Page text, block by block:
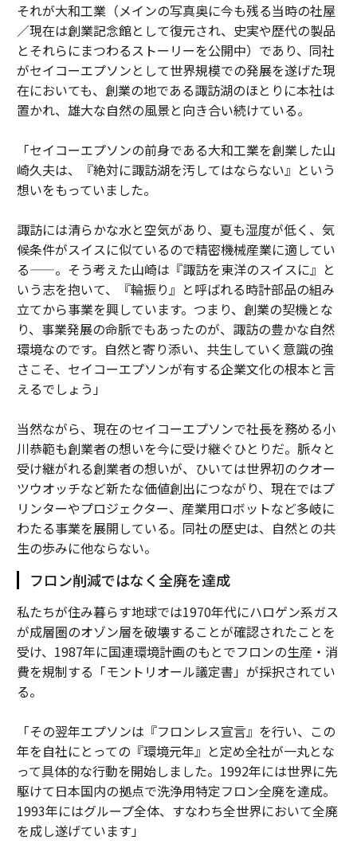
それが大和工業（メインの写真奥に今も残る当時の社屋
／現在は創業記念館として復元され、史実や歴代の製品
とそれらにまつわるストーリーを公開中）であり、同社
がセイコーエプソンとして世界規模での発展を遂げた現
在においても、創業の地である諏訪湖のほとりに本社は
置かれ、雄大な自然の風景と向き合い続けている。
「セイコーエプソンの前身である大和工業を創業した山
崎久夫は、『絶対に諏訪湖を汚してはならない』という
想いをもっていました。
諏訪には清らかな水と空気があり、夏も湿度が低く、気
候条件がスイスに似ているので精密機械産業に適してい
る——。そう考えた山崎は『諏訪を東洋のスイスに』と
いう志を抱いて、『輪振り』と呼ばれる時計部品の組み
立てから事業を興しています。つまり、創業の契機とな
り、事業発展の命脈でもあったのが、諏訪の豊かな自然
環境なのです。自然と寄り添い、共生していく意識の強
さこそ、セイコーエプソンが有する企業文化の根本と言
えるでしょう」
当然ながら、現在のセイコーエプソンで社長を務める小
川恭範も創業者の想いを今に受け継ぐひとりだ。脈々と
受け継がれる創業者の想いが、ひいては世界初のクオー
ツウオッチなど新たな価値創出につながり、現在ではプ
リンターやプロジェクター、産業用ロボットなど多岐に
わたる事業を展開している。同社の歴史は、自然との共
生の歩みに他ならない。
フロン削減ではなく全廃を達成
私たちが住み暮らす地球では1970年代にハロゲン系ガス
が成層圏のオゾン層を破壊することが確認されたことを
受け、1987年に国連環境計画のもとでフロンの生産・消
費を規制する「モントリオール議定書」が採択されてい
る。
「その翌年エプソンは『フロンレス宣言』を行い、この
年を自社にとっての『環境元年』と定め全社が一丸とな
って具体的な行動を開始しました。1992年には世界に先
駆けて日本国内の拠点で洗浄用特定フロン全廃を達成。
1993年にはグループ全体、すなわち全世界において全廃
を成し遂げています」